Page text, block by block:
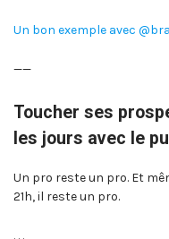
Un bon exemple avec
——
Toucher ses
les jours avec le
Un pro reste un pro. Et
21h, il reste un pro.